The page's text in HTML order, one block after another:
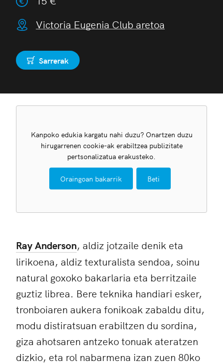
Victoria Eugenia Club aretoa
ErosiSarrerak
Kanpoko edukia kargatu nahi duzu? Onartzen duzu
hirugarrenen cookie-ak erabiltzea publizitate
pertsonalizatua erakusteko.
Oraingoan bakarrik Beti
Ray Anderson, aldiz jotzaile denik eta
lirikoena, aldiz texturalista sendoa, soinu
natural goxoko bakarlaria eta berritzaile
guztiz librea. Bere teknika handiari esker,
tronboiaren aukera fonikoak zabaldu ditu,
modu distiratsuan erabiltzen du sordina,
giza ahotsaren antzeko tonuak ateratzen
dizkio, eta rol nabarmena izan zuen 80ko